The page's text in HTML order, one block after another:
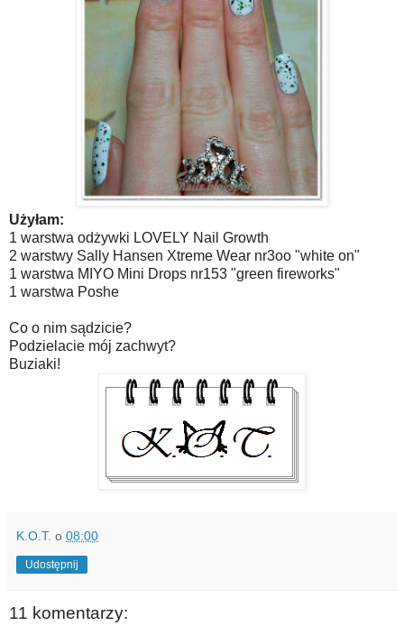
Użyłam:
1 warstwa odżywki LOVELY Nail Growth
2 warstwy Sally Hansen Xtreme Wear nr3oo "white on"
1 warstwa MIYO Mini Drops nr153 "green fireworks"
1 warstwa Poshe
Co o nim sądzicie?
Podzielacie mój zachwyt?
Buziaki!
K.O.T. o 08:00
Udostępnij
11 komentarzy: